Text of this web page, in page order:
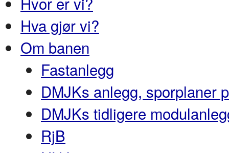
Hva gjør vi?
Om banen
Fastanlegg
DMJKs anlegg, sporplaner
DMJKs tidligere
RjB